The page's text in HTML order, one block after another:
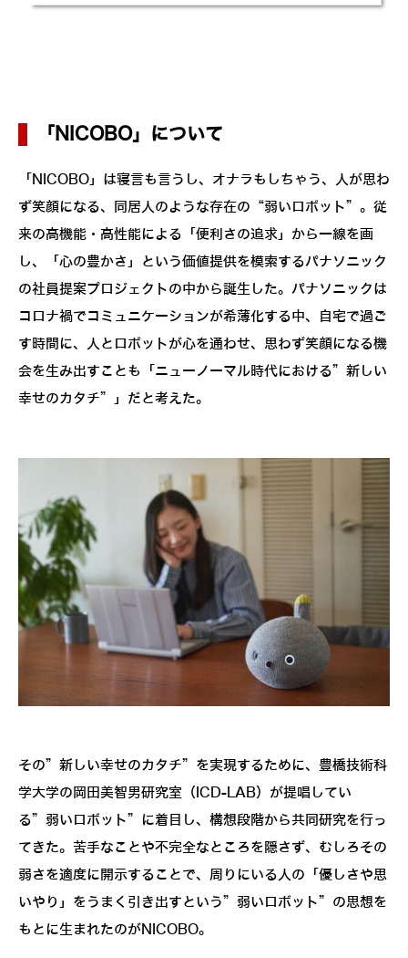
「NICOBO」について
「NICOBO」は寝言も言うし、オナラもしちゃう、人が思わ
ず笑顔になる、同居人のような存在の“弱いロボット”。従
来の高機能・高性能による「便利さの追求」から一線を画
し、「心の豊かさ」という価値提供を模索するパナソニック
の社員提案プロジェクトの中から誕生した。パナソニックは
コロナ禍でコミュニケーションが希薄化する中、自宅で過ご
す時間に、人とロボットが心を通わせ、思わず笑顔になる機
会を生み出すことも「ニューノーマル時代における”新しい
幸せのカタチ”」だと考えた。
その”新しい幸せのカタチ”を実現するために、豊橋技術科
学大学の岡田美智男研究室（ICD-LAB）が提唱してい
る”弱いロボット”に着目し、構想段階から共同研究を行っ
てきた。苦手なことや不完全なところを隠さず、むしろその
弱さを適度に開示することで、周りにいる人の「優しさや思
いやり」をうまく引き出すという”弱いロボット”の思想を
もとに生まれたのがNICOBO。